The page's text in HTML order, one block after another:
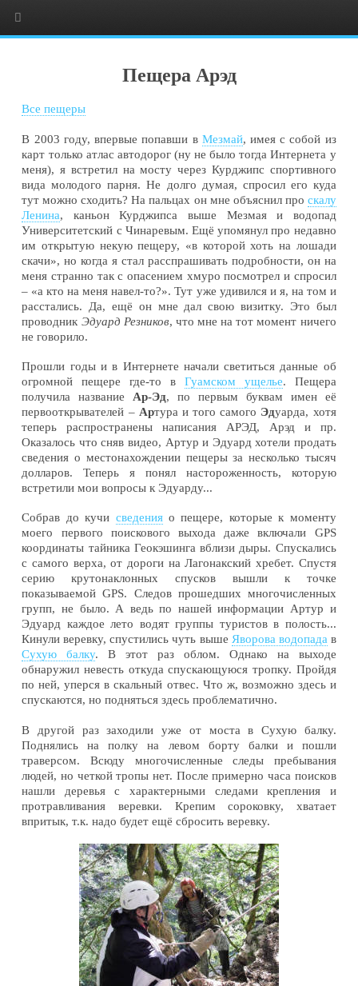
Пещера Арэд
Все пещеры
В 2003 году, впервые попавши в Мезмай, имея с собой из
карт только атлас автодорог (ну не было тогда Интернета у
меня), я встретил на мосту через Курджипс спортивного
вида молодого парня. Не долго думая, спросил его куда
тут можно сходить? На пальцах он мне объяснил про скалу
Ленина, каньон Курджипса выше Мезмая и водопад
Университетский с Чинаревым. Ещё упомянул про недавно
им открытую некую пещеру, «в которой хоть на лошади
скачи», но когда я стал расспрашивать подробности, он на
меня странно так с опасением хмуро посмотрел и спросил
– «а кто на меня навел-то?». Тут уже удивился и я, на том и
расстались. Да, ещё он мне дал свою визитку. Это был
проводник Эдуард Резников, что мне на тот момент ничего
не говорило.
Прошли годы и в Интернете начали светиться данные об
огромной пещере где-то в Гуамском ущелье. Пещера
получила название Ар-Эд, по первым буквам имен её
первооткрывателей – Артура и того самого Эдуарда, хотя
теперь распространены написания АРЭД, Арэд и пр.
Оказалось что сняв видео, Артур и Эдуард хотели продать
сведения о местонахождении пещеры за несколько тысяч
долларов. Теперь я понял настороженность, которую
встретили мои вопросы к Эдуарду...
Собрав до кучи сведенияо пещере, которые к моменту
моего первого поискового выхода даже включали GPS
координаты тайника Геокэшинга вблизи дыры. Спускались
с самого верха, от дороги на Лагонакский хребет. Спустя
серию крутонаклонных спусков вышли к точке
показываемой GPS. Следов прошедших многочисленных
групп, не было. А ведь по нашей информации Артур и
Эдуард каждое лето водят группы туристов в полость...
Кинули веревку, спустились чуть выше Яворова водопадав
Сухую балку. В этот раз облом. Однако на выходе
обнаружил невесть откуда спускающуюся тропку. Пройдя
по ней, уперся в скальный отвес. Что ж, возможно здесь и
спускаются, но подняться здесь проблематично.
В другой раз заходили уже от моста в Сухую балку.
Поднялись на полку на левом борту балки и пошли
траверсом. Всюду многочисленные следы пребывания
людей, но четкой тропы нет. После примерно часа поисков
нашли деревья с характерными следами крепления и
протравливания веревки. Крепим сороковку, хватает
впритык, т.к. надо будет ещё сбросить веревку.